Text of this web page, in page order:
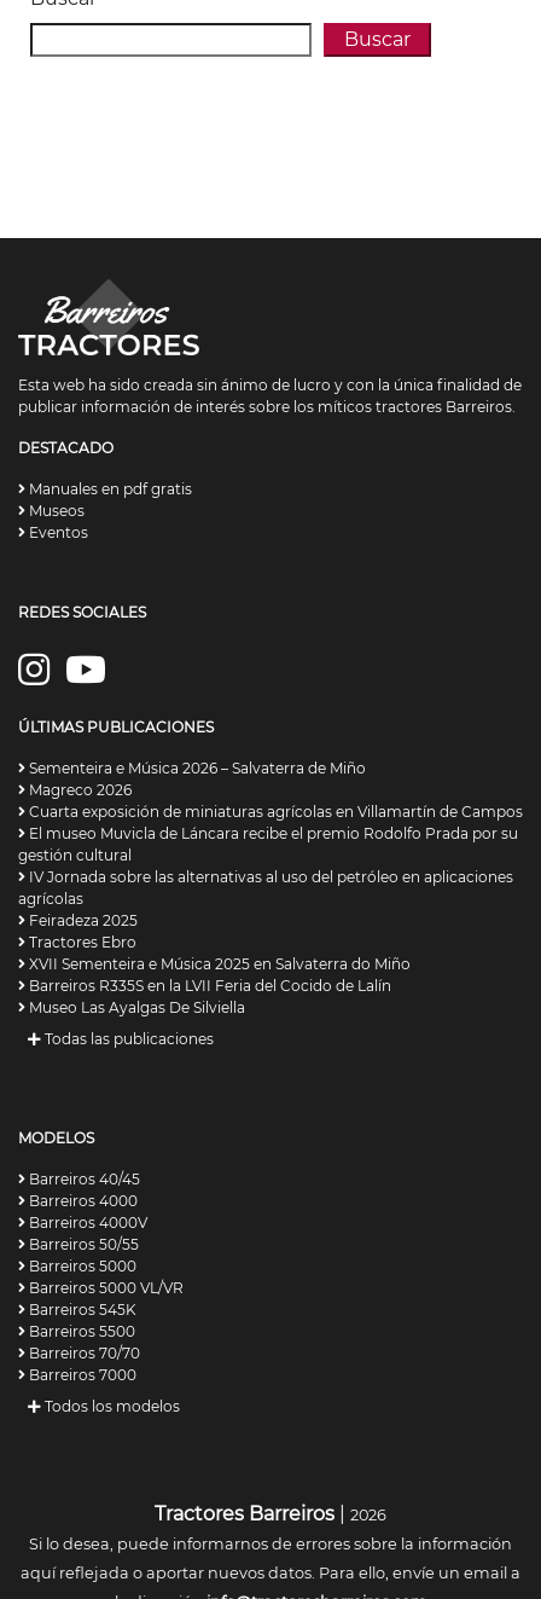
Buscar
Esta web ha sido creada sin ánimo de lucro y con la única finalidad de
publicar información de interés sobre los míticos tractores Barreiros.
DESTACADO
Manuales en pdf gratis
Museos
Eventos
REDES SOCIALES
ÚLTIMAS PUBLICACIONES
Sementeira e Música 2026 – Salvaterra de Miño
Magreco 2026
Cuarta exposición de miniaturas agrícolas en Villamartín de Campos
El museo Muvicla de Láncara recibe el premio Rodolfo Prada por su
gestión cultural
IV Jornada sobre las alternativas al uso del petróleo en aplicaciones
agrícolas
Feiradeza 2025
Tractores Ebro
XVII Sementeira e Música 2025 en Salvaterra do Miño
Barreiros R335S en la LVII Feria del Cocido de Lalín
Museo Las Ayalgas De Silviella
Todas las publicaciones
MODELOS
Barreiros 40/45
Barreiros 4000
Barreiros 4000V
Barreiros 50/55
Barreiros 5000
Barreiros 5000 VL/VR
Barreiros 545K
Barreiros 5500
Barreiros 70/70
Barreiros 7000
Todos los modelos
Tractores Barreiros
2026
Si lo desea, puede informarnos de errores sobre la información
aquí reflejada o aportar nuevos datos. Para ello, envíe un email a